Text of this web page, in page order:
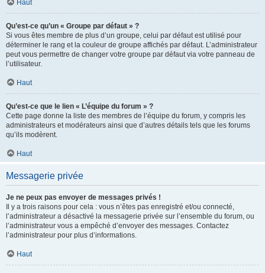
Haut
Qu’est-ce qu’un « Groupe par défaut » ?
Si vous êtes membre de plus d’un groupe, celui par défaut est utilisé pour
déterminer le rang et la couleur de groupe affichés par défaut. L’administrateur
peut vous permettre de changer votre groupe par défaut via votre panneau de
l’utilisateur.
Haut
Qu’est-ce que le lien « L’équipe du forum » ?
Cette page donne la liste des membres de l’équipe du forum, y compris les
administrateurs et modérateurs ainsi que d’autres détails tels que les forums
qu’ils modèrent.
Haut
Messagerie privée
Je ne peux pas envoyer de messages privés !
Il y a trois raisons pour cela : vous n’êtes pas enregistré et/ou connecté,
l’administrateur a désactivé la messagerie privée sur l’ensemble du forum, ou
l’administrateur vous a empêché d’envoyer des messages. Contactez
l’administrateur pour plus d’informations.
Haut